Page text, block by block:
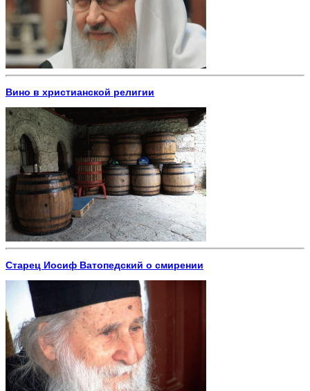
Вино в христианской религии
Старец Иосиф Ватопедский о смирении